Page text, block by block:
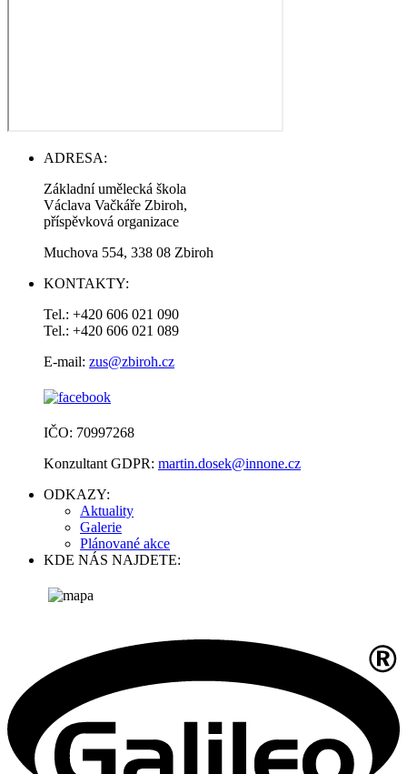
ADRESA:
Základní umělecká škola
Václava Vačkáře Zbiroh,
příspěvková organizace
Muchova 554, 338 08 Zbiroh
KONTAKTY:
Tel.: +420 606 021 090
Tel.: +420 606 021 089
E-mail: zus@zbiroh.cz
IČO: 70997268
Konzultant GDPR: martin.dosek@innone.cz
ODKAZY:
Aktuality
Galerie
Plánované akce
KDE NÁS NAJDETE: